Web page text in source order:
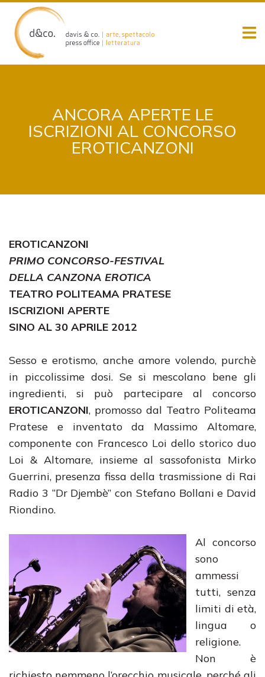
content
ANCORA APERTE LE
ISCRIZIONI AL CONCORSO
EROTICANZONI
EROTICANZONI
PRIMO CONCORSO-FESTIVAL
DELLA CANZONA EROTICA
TEATRO POLITEAMA PRATESE
ISCRIZIONI APERTE
SINO AL 30 APRILE 2012
Sesso e erotismo, anche amore volendo, purchè
in piccolissime dosi. Se si mescolano bene gli
ingredienti, si può partecipare al concorso
EROTICANZONI, promosso dal Teatro Politeama
Pratese e inventato da Massimo Altomare,
componente con Francesco Loi dello storico duo
Loi & Altomare, insieme al sassofonista Mirko
Guerrini, presenza fissa della trasmissione di Rai
Radio 3 “Dr Djembè” con Stefano Bollani e David
Riondino.
Al concorso
sono
ammessi
tutti, senza
limiti di età,
lingua o
religione.
Non è